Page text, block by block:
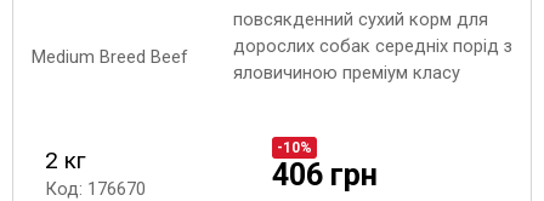
повсякденний сухий корм для
дорослих собак середніх порід з
яловичиною преміум класу
2 кг
Код: 176670
-10%
406 грн